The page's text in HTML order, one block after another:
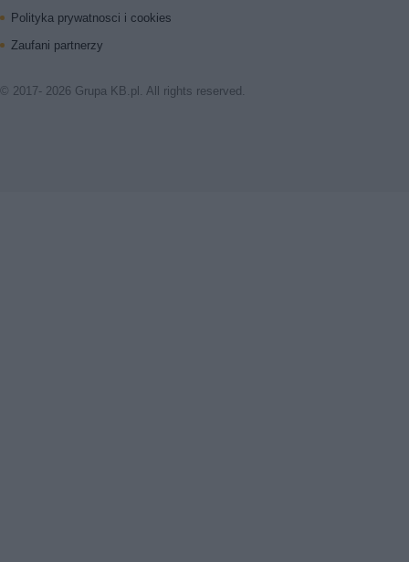
Polityka prywatnosci i cookies
Zaufani partnerzy
© 2017- 2026 Grupa KB.pl. All rights reserved.